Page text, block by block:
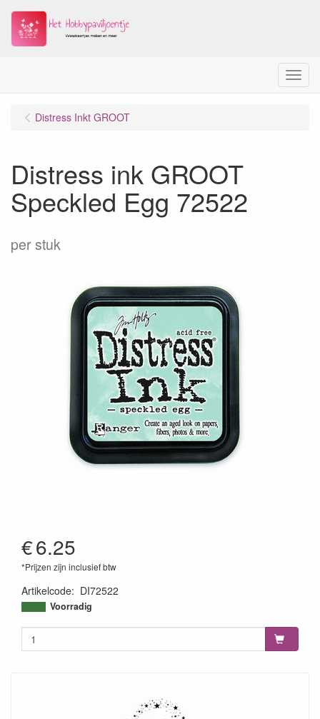
Menu
Distress Inkt GROOT
Distress ink GROOT
Speckled Egg 72522
per stuk
€6.25
*Prijzen zijn inclusief btw
Artikelcode: DI72522
789541072522
Voorradig